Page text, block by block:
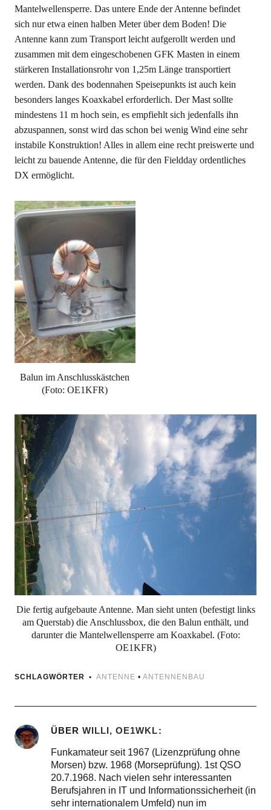
Mantelwellensperre. Das untere Ende der Antenne befindet
sich nur etwa einen halben Meter über dem Boden! Die
Antenne kann zum Transport leicht aufgerollt werden und
zusammen mit dem eingeschobenen GFK Masten in einem
stärkeren Installationsrohr von 1,25m Länge transportiert
werden. Dank des bodennahen Speisepunkts ist auch kein
besonders langes Koaxkabel erforderlich. Der Mast sollte
mindestens 11 m hoch sein, es empfiehlt sich jedenfalls ihn
abzuspannen, sonst wird das schon bei wenig Wind eine sehr
instabile Konstruktion! Alles in allem eine recht preiswerte und
leicht zu bauende Antenne, die für den Fieldday ordentliches
DX ermöglicht.
Balun im Anschlusskästchen
(Foto: OE1KFR)
Die fertig aufgebaute Antenne. Man sieht unten (befestigt links
am Querstab) die Anschlussbox, die den Balun enthält, und
darunter die Mantelwellensperre am Koaxkabel. (Foto:
OE1KFR)
SCHLAGWÖRTER ANTENNE • ANTENNENBAU
ÜBER WILLI, OE1WKL
Funkamateur seit 1967 (Lizenzprüfung ohne
Morsen) bzw. 1968 (Morseprüfung). 1st QSO
20.7.1968. Nach vielen sehr interessanten
Berufsjahren in IT und Informationssicherheit (in
sehr internationalem Umfeld) nun im